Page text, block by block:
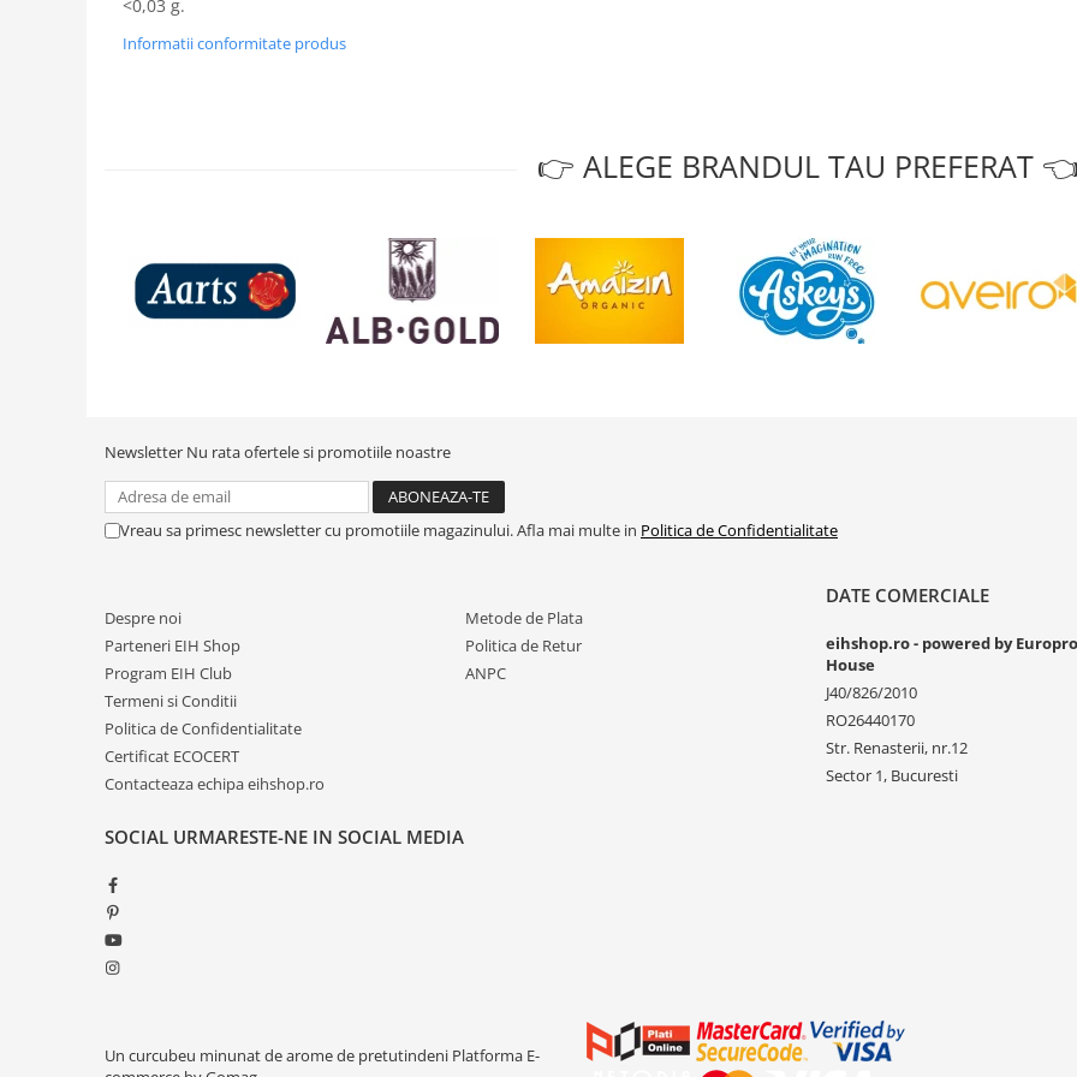
<0,03 g.
Informatii conformitate produs
👉 ALEGE BRANDUL TAU PREFERAT
Newsletter Nu rata ofertele si promotiile noastre
Vreau sa primesc newsletter cu promotiile magazinului. Afla mai multe in Politica de Confidentialitate
Despre noi
Parteneri EIH Shop
Program EIH Club
Termeni si Conditii
Politica de Confidentialitate
Certificat ECOCERT
Contacteaza echipa eihshop.ro
Metode de Plata
Politica de Retur
ANPC
DATE COMERCIALE
eihshop.ro - powered by
House
J40/826/2010
RO26440170
Str. Renasterii, nr.12
Sector 1, Bucuresti
SOCIAL URMARESTE-NE IN SOCIAL MEDIA
Un curcubeu minunat de arome de pretutindeni Platforma E-